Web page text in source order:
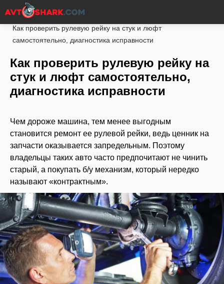
Главная Статьи
Как проверить рулевую рейку на стук и люфт
самостоятельно, диагностика исправности
Как проверить рулевую рейку на
стук и люфт самостоятельно,
диагностика исправности
Чем дороже машина, тем менее выгодным
становится ремонт ее рулевой рейки, ведь ценник на
запчасти оказывается запредельным. Поэтому
владельцы таких авто часто предпочитают не чинить
старый, а покупать б/у механизм, который нередко
называют «контрактным».